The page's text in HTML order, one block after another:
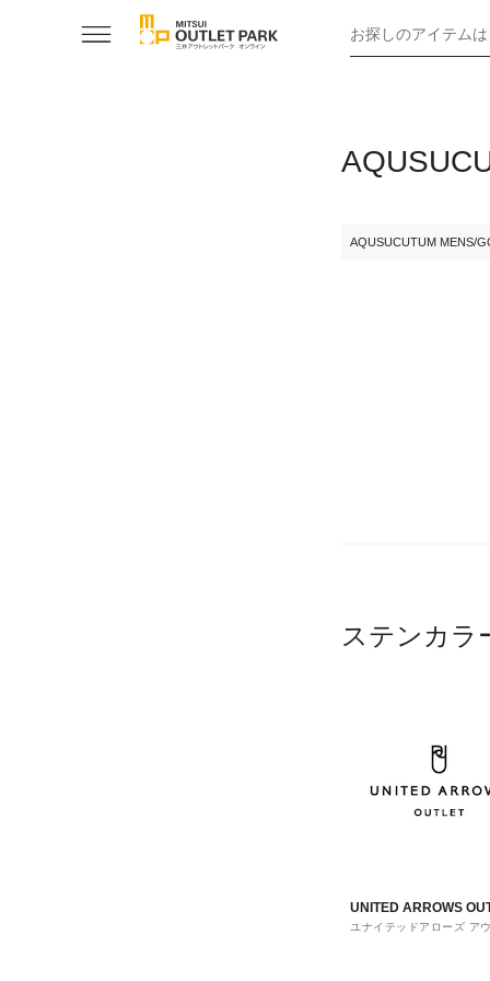
お探しのアイテム
AQUSUCUTUM MENS/
ステンカラ
UNITED ARROWS
ユナイテッドアローズ ア